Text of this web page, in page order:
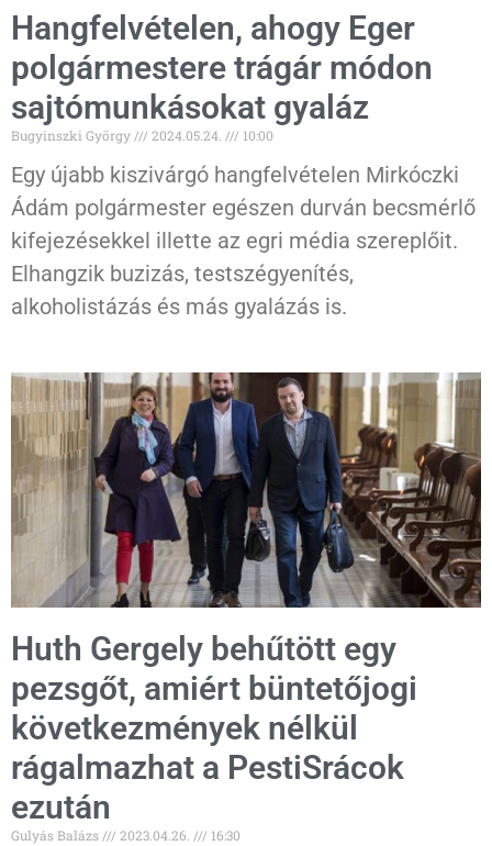
Hangfelvételen, ahogy Eger
polgármestere trágár módon
sajtómunkásokat gyaláz
Bugyinszki György 2024.05.24. 10:00
Egy újabb kiszivárgó hangfelvételen Mirkóczki
Ádám polgármester egészen durván becsmérlő
kifejezésekkel illette az egri média szereplőit.
Elhangzik buzizás, testszégyenítés,
alkoholistázás és más gyalázás is.
Huth Gergely behűtött egy
pezsgőt, amiért büntetőjogi
következmények nélkül
rágalmazhat a PestiSrácok
ezután
Gulyás Balázs 2023.04.26. 16:30